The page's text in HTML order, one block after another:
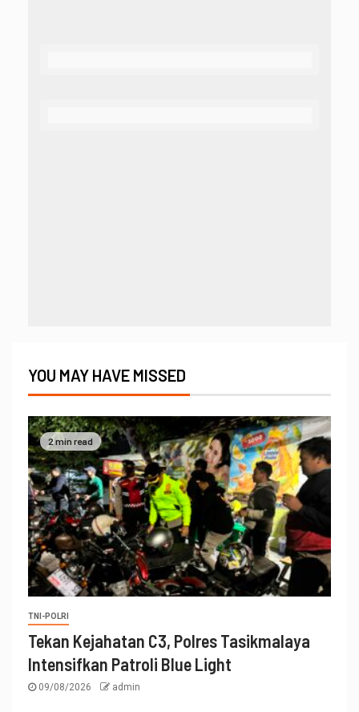
YOU MAY HAVE MISSED
2 min read
TNI-POLRI
Tekan Kejahatan C3, Polres Tasikmalaya
Intensifkan Patroli Blue Light
09/08/2026 admin